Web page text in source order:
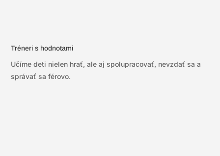
Tréneri s hodnotami
Učíme deti nielen hrať, ale aj spolupracovať, nevzdať sa a
správať sa férovo.